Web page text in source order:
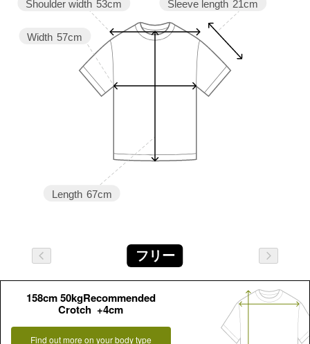
Sleeve length 21cm
Length 67cm
Width 57cm
Shoulder width 53cm
フリー
158cm 50kgRecommended
Crotch +4cm
Find out more on your body type